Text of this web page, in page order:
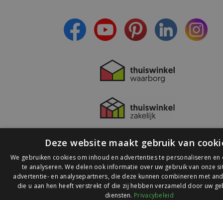
© 2026 Ledlichtdiscounter.nl
Deze website maakt gebruik van
We gebruiken cookies om inhoud en advertenties te personaliseren en
te analyseren. We delen ook informatie over uw gebruik van onze
advertentie- en analysepartners, die deze kunnen combineren met
die u aan hen heeft verstrekt of die zij hebben verzameld door uw
diensten. Privacybeleid